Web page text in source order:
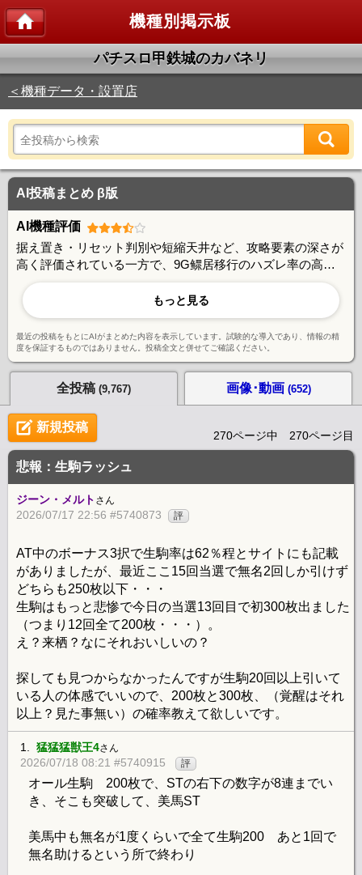
機種別掲示板
パチスロ甲鉄城のカバネリ
＜機種データ・設置店
AI投稿まとめ β版
AI機種評価
据え置き・リセット判別や短縮天井など、攻略要素の深さが
高く評価されている一方で、9G鳏居移行のハズレ率の高さ
や、CZ・ゾーン抽選の複雑さに戸惑う声もある。30万G超の
長期実践者が多数存在し、やり込み甲斐のある機種として一
定の支持を得ているが、初心者には難解な仕様との意見も。
演出の信頼度やゲーム性には概ね好意的な評価が見られる。
もっと見る
最近の投稿をもとにAIがまとめた内容を表示しています。試験的な導入であり、情報の精
度を保証するものではありません。投稿全文と併せてご確認ください。
全投稿 (9,767) 画像･動画 (652)
新規投稿
270ページ中 270ページ目
悲報：生駒ラッシュ
ジーン・メルト さん
2026/07/17 22:56 #5740873 評
AT中のボーナス3択で生駒率は62％程とサイトにも記載
がありましたが、最近ここ15回当選で無名2回しか引けず
どちらも250枚以下・・・
生駒はもっと悲惨で今日の当選13回目で初300枚出ました
（つまり12回全て200枚・・・）。
え？来栖？なにそれおいしいの？
探しても見つからなかったんですが生駒20回以上引いて
いる人の体感でいいので、200枚と300枚、（覚醒はそれ
以上？見た事無い）の確率教えて欲しいです。
1. 猛猛猛獣王4さん
2026/07/18 08:21 #5740915 評
オール生駒 200枚で、STの右下の数字が8連までい
き、そこも突破して、美馬ST
美馬中も無名が1度くらいで全て生駒200 あと1回で
無名助けるという所で終わり